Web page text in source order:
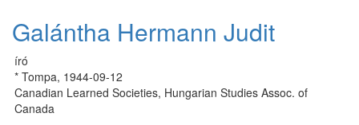
Galántha Hermann Judit
író
* Tompa, 1944-09-12
Canadian Learned Societies, Hungarian Studies Assoc. of
Canada